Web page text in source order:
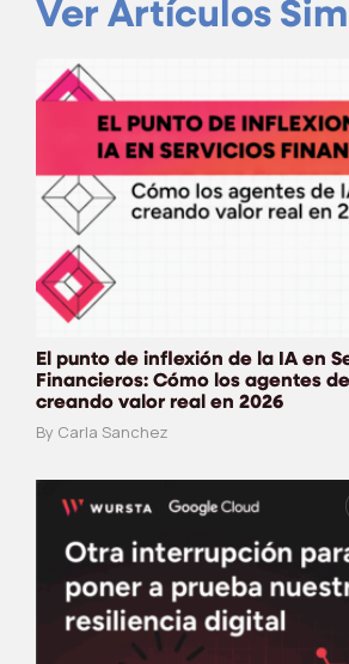
Ver Artículos
El punto de inflexión de la IA en
Financieros: Cómo los agentes
creando valor real en 2026
By Carla Sanchez